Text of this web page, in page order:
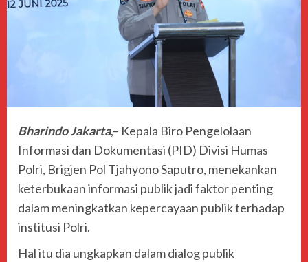
Bharindo Jakarta,– Kepala Biro Pengelolaan
Informasi dan Dokumentasi (PID) Divisi Humas
Polri, Brigjen Pol Tjahyono Saputro, menekankan
keterbukaan informasi publik jadi faktor penting
dalam meningkatkan kepercayaan publik terhadap
institusi Polri.
Hal itu dia ungkapkan dalam dialog publik